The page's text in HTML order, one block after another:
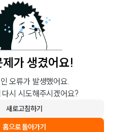
가 생겼어요!
오류가 발생했어요.
시 시도해주시겠어요?
새로고침하기
홈으로 돌아가기